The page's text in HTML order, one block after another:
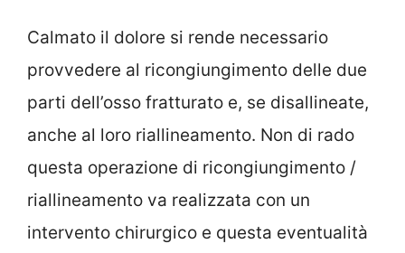
Calmato il dolore si rende necessario
provvedere al ricongiungimento delle due
parti dell’osso fratturato e, se disallineate,
anche al loro riallineamento. Non di rado
questa operazione di ricongiungimento /
riallineamento va realizzata con un
intervento chirurgico e questa eventualità